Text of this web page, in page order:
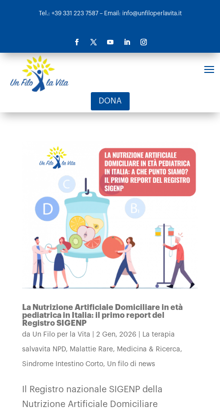
Tel.: +39 331 223 7587– Email: info@unfiloperlavita.it
DONA
La Nutrizione Artificiale Domiciliare in età
pediatrica in Italia: il primo report del
Registro SIGENP
da Un Filo per la Vita 2 Gen, 2026 La terapia
salvavita NPD, Malattie Rare, Medicina & Ricerca,
Sindrome Intestino Corto, Un filo di news
Il Registro nazionale SIGENP della
Nutrizione Artificiale Domiciliare